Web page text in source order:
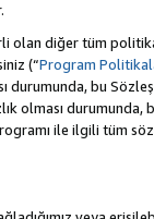
olan diğer tüm
(“Program
durumunda, bu
olması
ile ilgili tüm